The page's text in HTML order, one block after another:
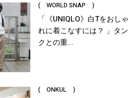
( WORLD SNAP )
「《UNIQLO》白Tをおしゃ
れに着こなすには？ 」タン
クとの重...
( ONKUL )